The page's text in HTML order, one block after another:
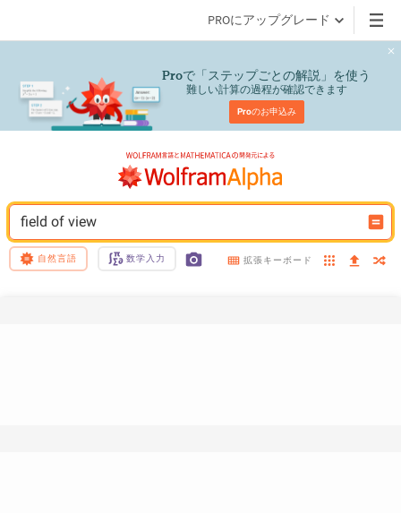
PROにアップグレード
Proで「ステップごとの解説」を使う
難しい計算の過程が確認できます
Proのお申込み
field of view
自然言語 数学入力 拡張キーボード